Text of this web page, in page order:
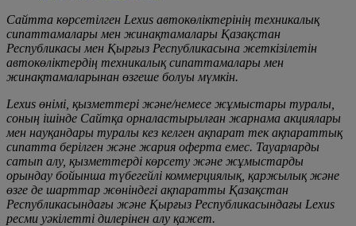
Сайтта көрсетілген Lexus автокөліктерінің техникалық
сипаттамалары мен жинақтамалары Қазақстан
Республикасы мен Қырғыз Республикасына жеткізілетін
автокөліктердің техникалық сипаттамалары мен
жинақтамаларынан өзгеше болуы мүмкін.
Lexus өнімі, қызметтері және/немесе жұмыстары туралы,
соның ішінде Сайтқа орналастырылған жарнама акциялары
мен науқандары туралы кез келген ақпарат тек ақпараттық
сипатта берілген және жария оферта емес. Тауарларды
сатып алу, қызметтерді көрсету және жұмыстарды
орындау бойынша түбегейлі коммерциялық, қаржылық және
өзге де шарттар жөніндегі ақпаратты Қазақстан
Республикасындағы және Қырғыз Республикасындағы Lexus
ресми уәкілетті дилерінен алу қажет.